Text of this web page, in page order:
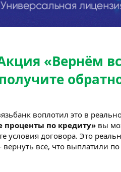
«Вернём
воплотил это в
проценты по кредиту» вы
условия договора. Это
всё, что выплатили